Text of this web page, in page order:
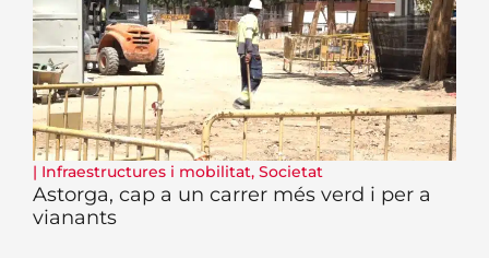
| Infraestructures i mobilitat, Societat
Astorga, cap a un carrer més verd i per a
vianants